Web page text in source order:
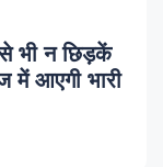
भी न छिड़कें
आएगी भारी